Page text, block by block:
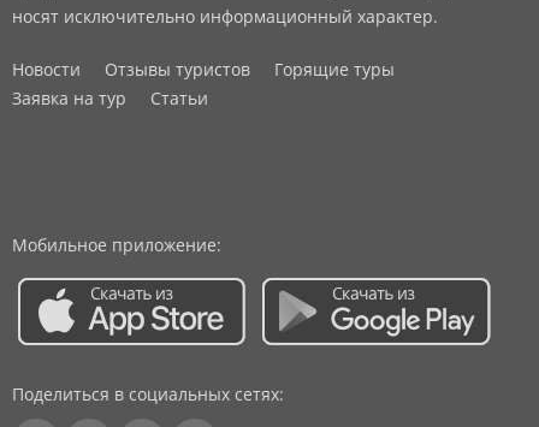
носят исключительно информационный характер.
Новости Отзывы туристов
Горящие туры
Заявка на тур
Статьи
Мобильное приложение:
Поделиться в социальных сетях: